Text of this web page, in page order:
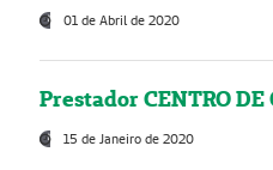
01 de Abril de 2020
Prestador CENTRO DE
15 de Janeiro de 2020